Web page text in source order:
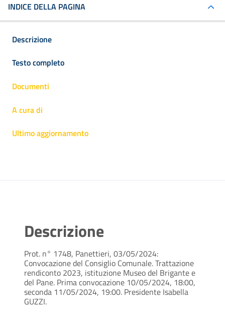
INDICE DELLA PAGINA
Descrizione
Testo completo
Documenti
A cura di
Ultimo aggiornamento
Descrizione
Prot. n° 1748, Panettieri, 03/05/2024:
Convocazione del Consiglio Comunale. Trattazione
rendiconto 2023, istituzione Museo del Brigante e
del Pane. Prima convocazione 10/05/2024, 18:00,
seconda 11/05/2024, 19:00. Presidente Isabella
GUZZI.